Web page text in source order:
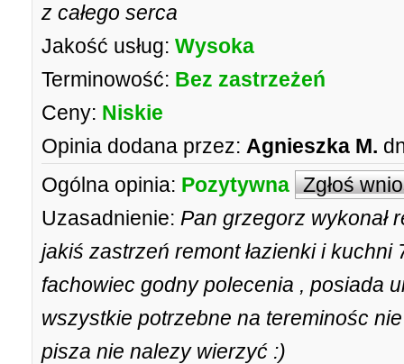
z całego serca
Jakość usług: Wysoka
Terminowość: Bez zastrzeżeń
Ceny: Niskie
Opinia dodana przez: Agnieszka M.
Ogólna opinia: Pozytywna Zgłoś
Uzasadnienie: Pan grzegorz wykonał
jakiś zastrzeń remont łazienki i kuchni
fachowiec godny polecenia , posiada
wszystkie potrzebne na tereminośc
pisza nie nalezy wierzyć :)